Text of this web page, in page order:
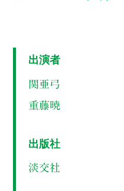
出演者
関亜弓
重藤暁
出版社
淡交社